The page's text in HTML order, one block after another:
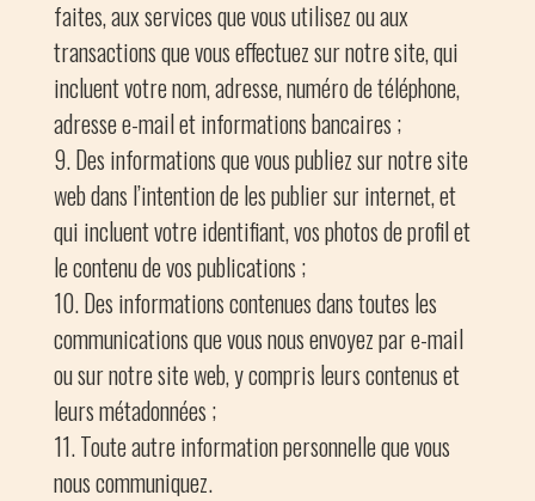
faites, aux services que vous utilisez ou aux
transactions que vous effectuez sur notre site, qui
incluent votre nom, adresse, numéro de téléphone,
adresse e-mail et informations bancaires ;
Des informations que vous publiez sur notre site
web dans l’intention de les publier sur internet, et
qui incluent votre identifiant, vos photos de profil et
le contenu de vos publications ;
Des informations contenues dans toutes les
communications que vous nous envoyez par e-mail
ou sur notre site web, y compris leurs contenus et
leurs métadonnées ;
Toute autre information personnelle que vous
nous communiquez.